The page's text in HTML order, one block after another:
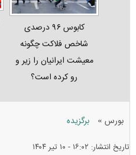
کابوس ۹۶ درصدی
شاخص فلاکت چگونه
معیشت ایرانیان را زیر و
رو کرده است؟
بورس » برگزیده
تاریخ انتشار: ۱۶:۰۲ - ۱۰ تير ۱۴۰۴